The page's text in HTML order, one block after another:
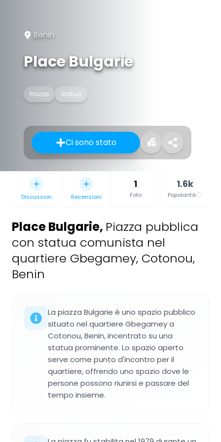
Benin
Place Bulgarie
Piazza Statua
Ci sono stato
Discussion Recensioni
1
Foto
1.6k
Popolarità
Place Bulgarie, Piazza pubblica
con statua comunista nel
quartiere Gbegamey, Cotonou,
Benin
La piazza Bulgarie è uno spazio pubblico
situato nel quartiere Gbegamey a
Cotonou, Benin, incentrato su una
statua prominente. Lo spazio aperto
serve come punto d'incontro per il
quartiere, offrendo uno spazio dove le
persone possono riunirsi e passare del
tempo insieme.